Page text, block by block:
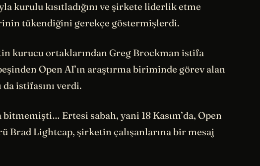
kurulu kısıtladığını ve şirkete liderlik etme
tükendiğini gerekçe göstermişlerdi.
kurucu ortaklarından Greg Brockman istifa
Open AI’ın araştırma biriminde görev alan
da istifasını verdi.
Ertesi sabah, yani 18 Kasım’da, Open
Brad Lightcap, şirketin çalışanlarına bir mesaj